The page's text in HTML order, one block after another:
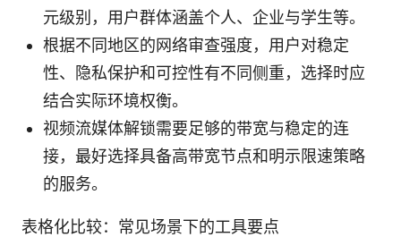
元级别，用户群体涵盖个人、企业与学生等。
根据不同地区的网络审查强度，用户对稳定
性、隐私保护和可控性有不同侧重，选择时应
结合实际环境权衡。
视频流媒体解锁需要足够的带宽与稳定的连
接，最好选择具备高带宽节点和明示限速策略
的服务。
表格化比较：常见场景下的工具要点